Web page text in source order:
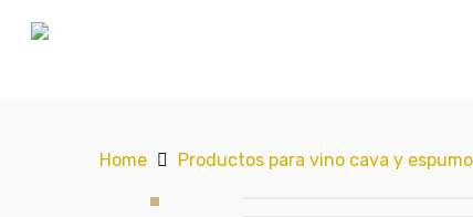
Home Productos para vino cava y